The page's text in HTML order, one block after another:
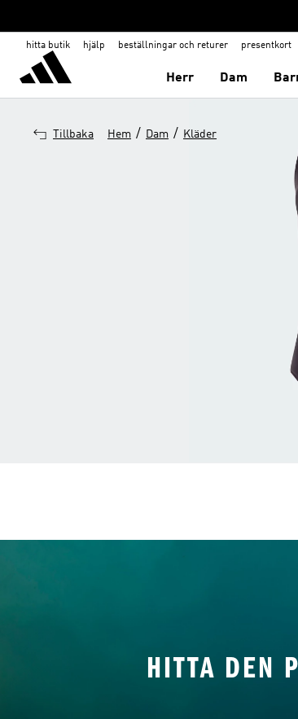
hitta butik hjälp beställningar och returer presentkort
Herr Dam
Tillbaka Hem / Dam / Kläder
HITTA DEN